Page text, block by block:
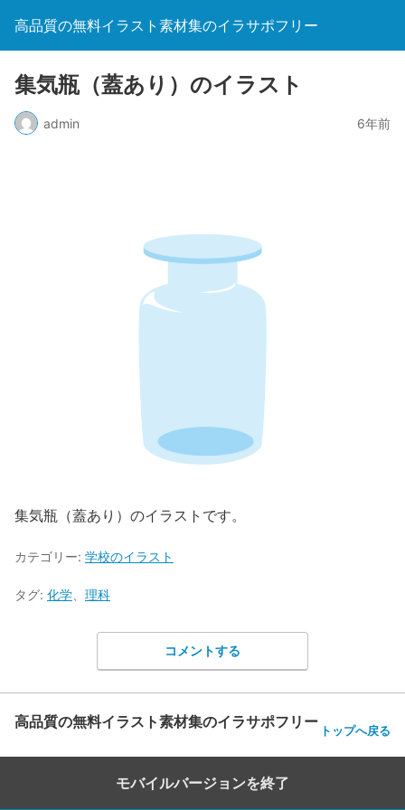
高品質の無料イラスト素材集のイラサポフリー
集気瓶（蓋あり）のイラスト
admin 6年前
集気瓶（蓋あり）のイラストです。
カテゴリー: 学校のイラスト
タグ: 化学 理科
コメントする
高品質の無料イラスト素材集のイラサポフリー トップへ戻る
モバイルバージョンを終了